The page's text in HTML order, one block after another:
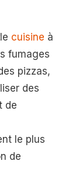
cuisine à
fumages
pizzas,
des
de
le plus
de